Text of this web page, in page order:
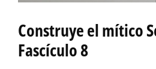
Construye el mítico
Fascículo 8